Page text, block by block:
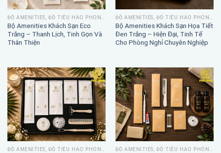
Bộ Amenities Khách Sạn Eco
Trắng – Thanh Lịch, Tinh Gọn Và
Thân Thiện
Bộ Amenities Khách Sạn Họa Tiết
Đen Trắng – Hiện Đại, Tinh Tế
Cho Phòng Nghỉ Chuyên Nghiệp